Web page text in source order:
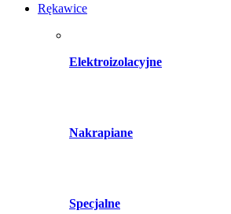
Rękawice
Elektroizolacyjne
Nakrapiane
Specjalne